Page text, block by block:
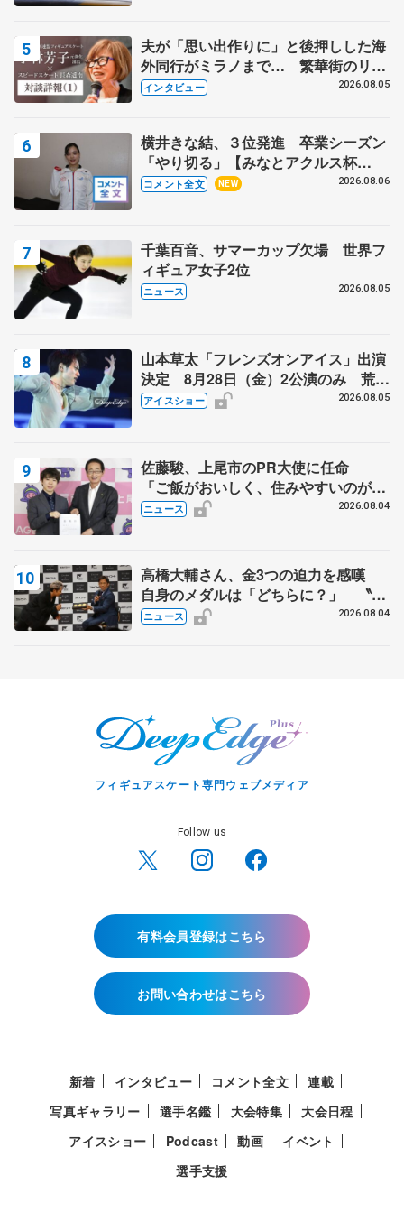
夫が「思い出作りに」と後押しした海
外同行がミラノまで… 繁華街のリン
クでは不良のお兄さんも味方に 小林
インタビュー 2026.08.05
横井きな結、３位発進 卒業シーズン
「やり切る」【みなとアクルス杯
SP】
コメント全文 NEW 2026.08.06
千葉百音、サマーカップ欠場 世界フ
ィギュア女子2位
ニュース 2026.08.05
山本草太「フレンズオンアイス」出演
決定 8月28日（金）2公演のみ 荒川
静香さんプロデュース、20周年のアイ
アイスショー 2026.08.05
佐藤駿、上尾市のPR大使に任命
「ご飯がおいしく、住みやすいのが魅
力」
ニュース 2026.08.04
高橋大輔さん、金3つの迫力を感嘆
自身のメダルは「どちらに？」 〝リ
ス兄弟〟オリンピック3連覇の野村忠
ニュース 2026.08.04
フィギュアスケート専門ウェブメディア
Follow us
有料会員登録はこちら
お問い合わせはこちら
新着 インタビュー コメント全文
連載
写真ギャラリー
選手名鑑 大会特集
大会日程
アイスショー
Podcast 動画
イベント
選手支援